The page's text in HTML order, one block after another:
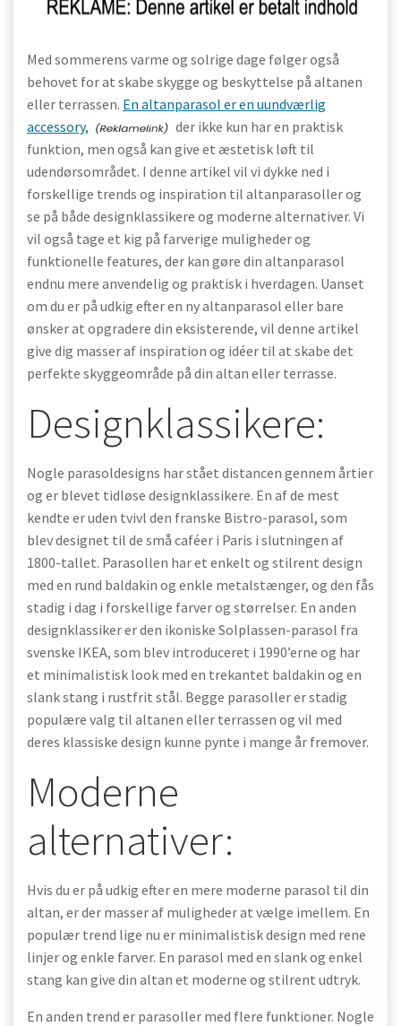
Med sommerens varme og solrige dage følger også
behovet for at skabe skygge og beskyttelse på altanen
eller terrassen. En altanparasol er en uundværlig
accessory,
der ikke kun har en praktisk
funktion, men også kan give et æstetisk løft til
udendørsområdet. I denne artikel vil vi dykke ned i
forskellige trends og inspiration til altanparasoller og
se på både designklassikere og moderne alternativer. Vi
vil også tage et kig på farverige muligheder og
funktionelle features, der kan gøre din altanparasol
endnu mere anvendelig og praktisk i hverdagen. Uanset
om du er på udkig efter en ny altanparasol eller bare
ønsker at opgradere din eksisterende, vil denne artikel
give dig masser af inspiration og idéer til at skabe det
perfekte skyggeområde på din altan eller terrasse.
Designklassikere:
Nogle parasoldesigns har stået distancen gennem årtier
og er blevet tidløse designklassikere. En af de mest
kendte er uden tvivl den franske Bistro-parasol, som
blev designet til de små caféer i Paris i slutningen af
1800-tallet. Parasollen har et enkelt og stilrent design
med en rund baldakin og enkle metalstænger, og den fås
stadig i dag i forskellige farver og størrelser. En anden
designklassiker er den ikoniske Solplassen-parasol fra
svenske IKEA, som blev introduceret i 1990’erne og har
et minimalistisk look med en trekantet baldakin og en
slank stang i rustfrit stål. Begge parasoller er stadig
populære valg til altanen eller terrassen og vil med
deres klassiske design kunne pynte i mange år fremover.
Moderne
alternativer:
Hvis du er på udkig efter en mere moderne parasol til din
altan, er der masser af muligheder at vælge imellem. En
populær trend lige nu er minimalistisk design med rene
linjer og enkle farver. En parasol med en slank og enkel
stang kan give din altan et moderne og stilrent udtryk.
En anden trend er parasoller med flere funktioner. Nogle